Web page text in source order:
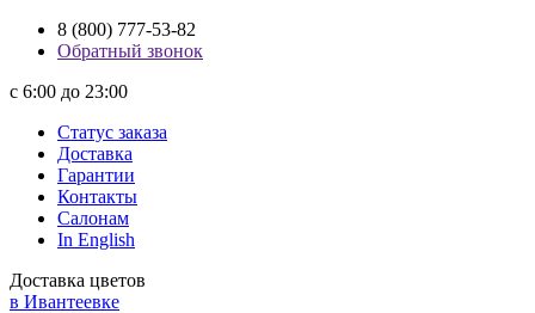
8 (800) 777-53-82
Обратный звонок
с 6:00 до 23:00
Статус заказа
Доставка
Гарантии
Контакты
Салонам
In English
Доставка цветов
в Ивантеевке